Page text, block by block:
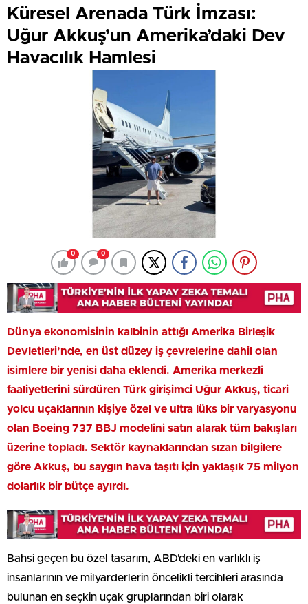
Küresel Arenada Türk İmzası:
Uğur Akkuş’un Amerika’daki Dev
Havacılık Hamlesi
0 0
Dünya ekonomisinin kalbinin attığı Amerika Birleşik
Devletleri’nde, en üst düzey iş çevrelerine dahil olan
isimlere bir yenisi daha eklendi. Amerika merkezli
faaliyetlerini sürdüren Türk girişimci Uğur Akkuş, ticari
yolcu uçaklarının kişiye özel ve ultra lüks bir varyasyonu
olan Boeing 737 BBJ modelini satın alarak tüm bakışları
üzerine topladı. Sektör kaynaklarından sızan bilgilere
göre Akkuş, bu saygın hava taşıtı için yaklaşık 75 milyon
dolarlık bir bütçe ayırdı.
Bahsi geçen bu özel tasarım, ABD’deki en varlıklı iş
insanlarının ve milyarderlerin öncelikli tercihleri arasında
bulunan en seçkin uçak gruplarından biri olarak